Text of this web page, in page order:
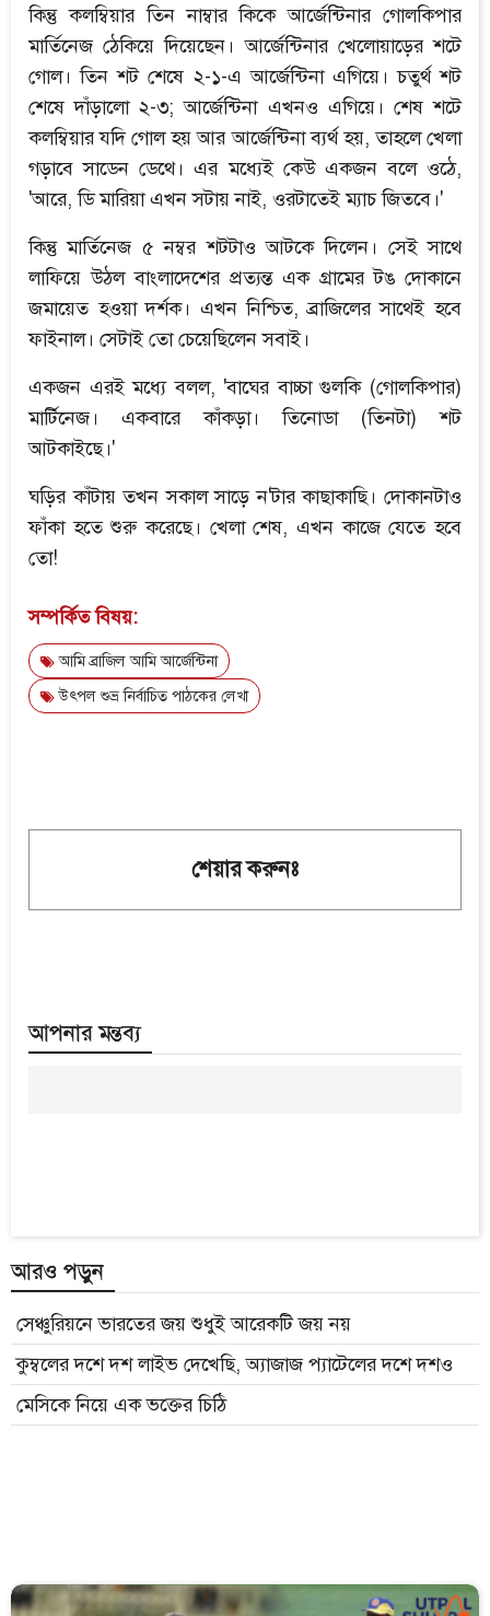
কিন্তু কলম্বিয়ার তিন নাম্বার কিকে আর্জেন্টিনার গোলকিপার
মার্তিনেজ ঠেকিয়ে দিয়েছেন। আর্জেন্টিনার খেলোয়াড়ের শটে
গোল। তিন শট শেষে ২-১-এ আর্জেন্টিনা এগিয়ে। চতুর্থ শট
শেষে দাঁড়ালো ২-৩; আর্জেন্টিনা এখনও এগিয়ে। শেষ শটে
কলম্বিয়ার যদি গোল হয় আর আর্জেন্টিনা ব্যর্থ হয়, তাহলে খেলা
গড়াবে সাডেন ডেথে। এর মধ্যেই কেউ একজন বলে ওঠে,
'আরে, ডি মারিয়া এখন সটায় নাই, ওরটাতেই ম্যাচ জিতবে।'
কিন্তু মার্তিনেজ ৫ নম্বর শটটাও আটকে দিলেন। সেই সাথে
লাফিয়ে উঠল বাংলাদেশের প্রত্যন্ত এক গ্রামের টঙ দোকানে
জমায়েত হওয়া দর্শক। এখন নিশ্চিত, ব্রাজিলের সাথেই হবে
ফাইনাল। সেটাই তো চেয়েছিলেন সবাই।
একজন এরই মধ্যে বলল, 'বাঘের বাচ্চা গুলকি (গোলকিপার)
মার্টিনেজ। একবারে কাঁকড়া। তিনোডা (তিনটা) শট
আটকাইছে।'
ঘড়ির কাঁটায় তখন সকাল সাড়ে ন'টার কাছাকাছি। দোকানটাও
ফাঁকা হতে শুরু করেছে। খেলা শেষ, এখন কাজে যেতে হবে
তো!
সম্পর্কিত বিষয়:
আমি ব্রাজিল আমি আর্জেন্টিনা
উৎপল শুভ্র নির্বাচিত পাঠকের লেখা
শেয়ার করুনঃ
আপনার মন্তব্য
আরও পড়ুন
সেঞ্চুরিয়নে ভারতের জয় শুধুই আরেকটি জয় নয়
কুম্বলের দশে দশ লাইভ দেখেছি, অ্যাজাজ প্যাটেলের দশে দশও
মেসিকে নিয়ে এক ভক্তের চিঠি